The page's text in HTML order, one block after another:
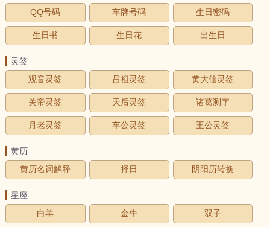
QQ号码 车牌号码 生日密码
生日书 生日花 出生日
灵签
观音灵签
吕祖灵签 黄大仙灵签
关帝灵签 天后灵签 诸葛测字
月老灵签 车公灵签 王公灵签
黄历
黄历名词解释
择日 阴阳历转换
星座
白羊
金牛 双子